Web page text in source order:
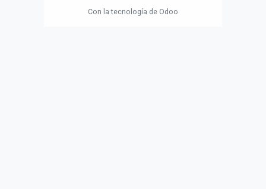
Con la tecnología de Odoo